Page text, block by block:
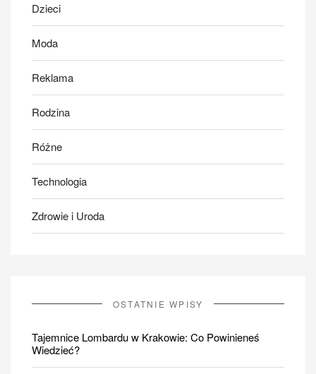
Dzieci
Moda
Reklama
Rodzina
Różne
Technologia
Zdrowie i Uroda
OSTATNIE WPISY
Tajemnice Lombardu w Krakowie: Co Powinieneś
Wiedzieć?